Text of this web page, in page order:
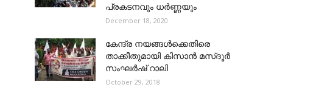
പ്രകടനവും ധർണ്ണയും
December 18, 2020
കേന്ദ്ര നയങ്ങള്‍ക്കെതിരെ
താക്കീതുമായി കിസാന്‍ മസ്ദൂര്‍
സംഘര്‍ഷ് റാലി
October 29, 2018